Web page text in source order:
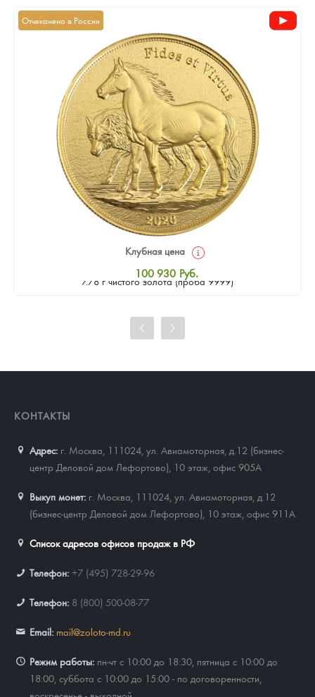
Отчеканено в России
7.78 г чистого золота (проба 9999)
Клубная цена
100 930 Руб.
Стандартная цена
Цена выкупа
КОНТАКТЫ
Адрес: г. Москва, 111024 ул. Авиамоторная, д.12 (бизнес-
центр Деловой дом Лефортово), 10 этаж, офис 905А
Выкуп монет: г. Москва, 111024, ул. Авиамоторная, д.12
(бизнес-центр Деловой дом Лефортово), 10 этаж, офис 911А
Список адресов офисов продаж в РФ
Телефон: +7 (495) 728-29-96
Телефон: 8 (800) 500-08-77
Email: mail@zoloto-md.ru
Режим работы: пн-чт с 10:00 до 18:30, пятница с 10:00 до
18:00, суббота с 10:00 до 15:00 - по договоренности,